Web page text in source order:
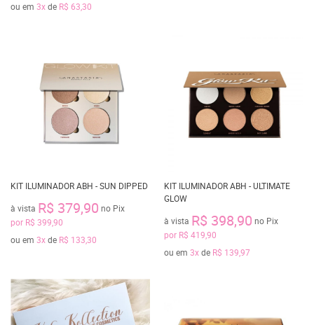
ou em 3xde R$ 63,30
KIT ILUMINADOR ABH - SUN DIPPED
à vista R$ 379,90 no Pix
por R$ 399,90
ou em 3xde R$ 133,30
KIT ILUMINADOR ABH - ULTIMATE
GLOW
à vista R$ 398,90 no Pix
por R$ 419,90
ou em 3xde R$ 139,97